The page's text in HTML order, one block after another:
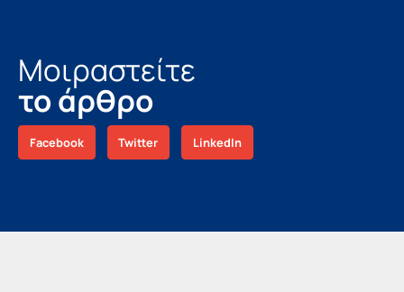
Μοιραστείτε
το άρθρο
Facebook Twitter LinkedIn